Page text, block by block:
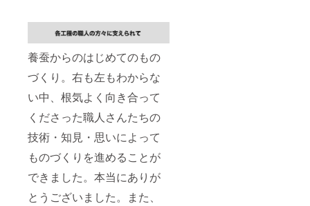
養蚕からのはじめてのもの
づくり。右も左もわからな
い中、根気よく向き合って
くださった職人さんたちの
技術・知見・思いによって
ものづくりを進めることが
できました。本当にありが
とうございました。また、